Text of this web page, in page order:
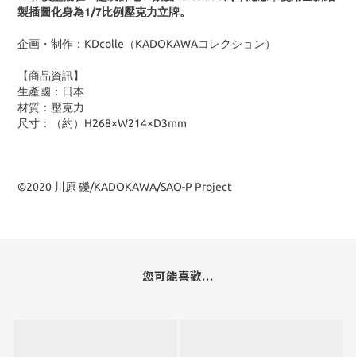
製插圖化身為1/7比例壓克力立牌。
企画・制作：KDcolle（KADOKAWAコレクション）
【商品資訊】
生產國：日本
材質：壓克力
尺寸：（約）H268×W214×D3mm
©2020 川原 礫/KADOKAWA/SAO-P Project
您可能喜歡...